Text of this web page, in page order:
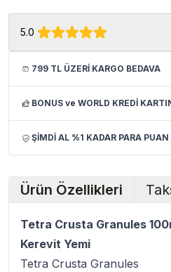
5.0
799 TL ÜZERİ KARGO BEDAVA
BONUS ve WORLD KREDİ
ŞİMDİ AL %1 KADAR PARA
Ürün Özellikleri
Tetra Crusta Granules
Kerevit Yemi
Tetra Crusta Granules